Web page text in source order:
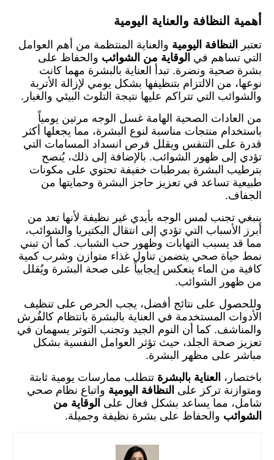
أهمية النظافة والعناية اليومية
تعتبر النظافة اليومية والعناية المنتظمة من أهم العوامل
التي تساهم في الوقاية من الشوائب والحفاظ على
بشرة صحية ونضرة. تبدأ العناية بالبشرة مهما كانت
نوعها، من الالتزام بتنظيفها بشكل يومي لإزالة الأتربة
والشوائب التي تتراكم عليها نتيجة التلوث البيئي والغبار.
من العادات الصحية الهامة غسل الوجه مرتين يومياً
باستخدام منتجات مناسبة لنوع البشرة، مما يجعلها أكثر
قدرة على التنفس ويقلل فرص انسداد المسامات التي
تؤدي إلى ظهور الشوائب. بالإضافة إلى ذلك، يُنصح
بترطيب البشرة بمرطبات خفيفة تحتوي على مكونات
طبيعية تساعد في تعزيز حاجز البشرة وحمايتها من
الجفاف.
ينبغي تجنب لمس الوجه بأيدي غير نظيفة لأنها تعد من
أبرز الأسباب التي تؤدي إلى انتقال البكتيريا والشوائب،
مما قد يسبب التهابات وظهور حب الشباب. كما أن تبني
نمط حياة صحي يتضمن تناول غذاء متوازن وشرب كمية
كافية من الماء ينعكس إيجابياً على صحة البشرة ويُقلل
من ظهور الشوائب.
وللحصول على نتائج أفضل، يجب الحرص على تنظيف
الأدوات المستخدمة في العناية بالبشرة بانتظام كالفُرش
والمناشف. كما أن النوم الجيد وتجنب التوتر يسهمان في
تعزيز صحة الجلد، حيث تؤثر العوامل النفسية بشكل
مباشر على مظهر البشرة.
باختصار، العناية بالبشرة تتطلب ممارسات يومية ثابتة
ومتوازنة تركز على النظافة اليومية واتباع نظام صحي
شامل، مما يساعد بشكل فعال على الوقاية من
الشوائب والحفاظ على بشرة نظيفة وجميلة.